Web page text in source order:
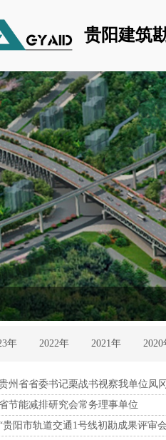
贵阳建筑
年 2022年 2021年 2020
州省省委书记栗战书视察我单位凤
节能减排研究会常务理事单位
阳市轨道交通1号线初勘成果评审